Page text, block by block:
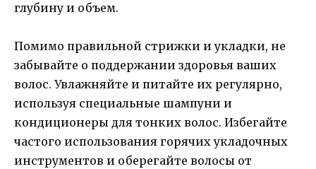
глубину и объем.
Помимо правильной стрижки и укладки, не
забывайте о поддержании здоровья ваших
волос. Увлажняйте и питайте их регулярно,
используя специальные шампуни и
кондиционеры для тонких волос. Избегайте
частого использования горячих укладочных
инструментов и оберегайте волосы от